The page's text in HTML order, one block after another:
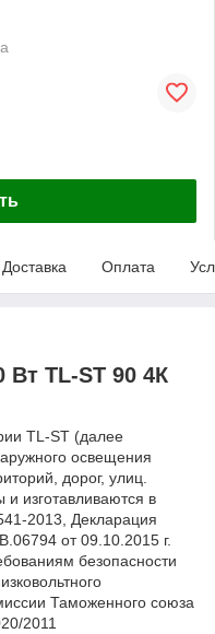
Доставка Оплата
Вт TL-ST 90 4К
TL-ST (далее
освещения
дорог, улиц.
изготавливаются в
2013, Декларация
от 09.10.2015 г.
безопасности
Таможенного союза
2011